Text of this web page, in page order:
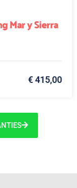
Mar y Sierra
€ 415,00